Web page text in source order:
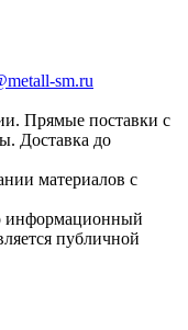
sm.ru
Прямые поставки с
Доставка до
материалов с
информационный
публичной